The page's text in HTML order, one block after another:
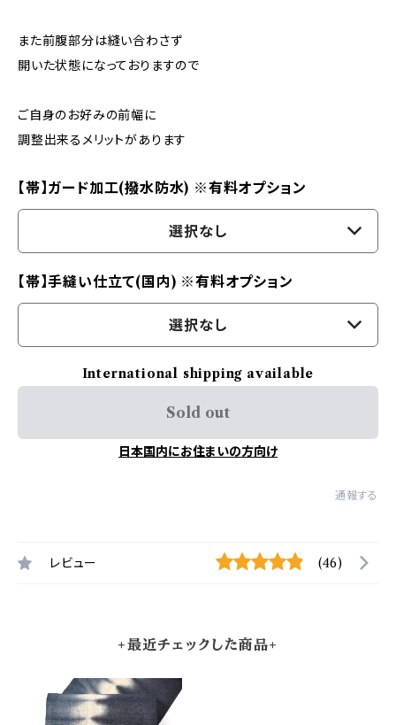
また前腹部分は縫い合わさず
開いた状態になっておりますので
ご自身のお好みの前幅に
調整出来るメリットがあります
【帯】ガード加工(撥水防水) ※有料オプション
選択なし
【帯】手縫い仕立て(国内) ※有料オプション
選択なし
International shipping available
Sold out
日本国内にお住まいの方向け
通報する
レビュー (46)
+最近チェックした商品+